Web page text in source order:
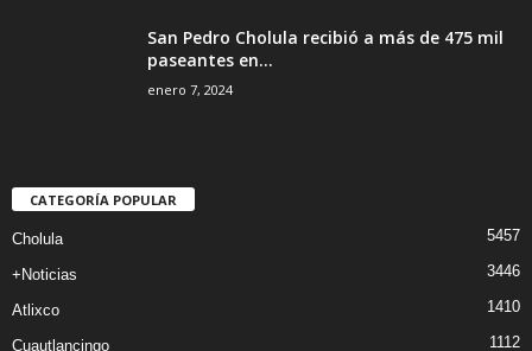
San Pedro Cholula recibió a más de 475 mil
paseantes en...
enero 7, 2024
CATEGORÍA POPULAR
Cholula 5457
+Noticias 3446
Atlixco 1410
Cuautlancingo 1112